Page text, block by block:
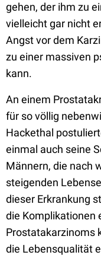
gehen, der ihm zu
vielleicht gar nicht
Angst vor dem
zu einer massiven
kann.
An einem
für so völlig
Hackethal
einmal auch seine
Männern, die nach
steigenden
dieser Erkrankung
die Komplikationen
Prostatakarzinoms
die Lebensqualität